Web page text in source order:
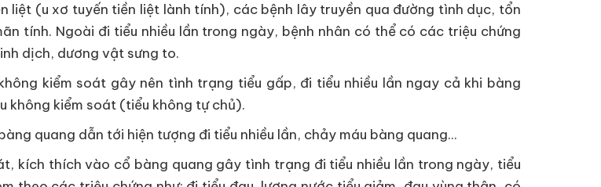
liệt (u xơ tuyến tiền liệt lành tính), các bệnh lây truyền qua đường tình dục, tổn
tính. Ngoài đi tiểu nhiều lần trong ngày, bệnh nhân có thể có các triệu chứng
dịch, dương vật sưng to.
kiểm soát gây nên tình trạng tiểu gấp, đi tiểu nhiều lần ngay cả khi bàng
không kiểm soát (tiểu không tự chủ).
quang dẫn tới hiện tượng đi tiểu nhiều lần, chảy máu bàng quang...
kích thích vào cổ bàng quang gây tình trạng đi tiểu nhiều lần trong ngày, tiểu